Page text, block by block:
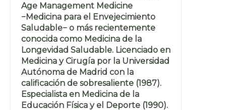
Age Management Medicine
−Medicina para el Envejecimiento
Saludable− o más recientemente
conocida como Medicina de la
Longevidad Saludable. Licenciado en
Medicina y Cirugía por la Universidad
Autónoma de Madrid con la
calificación de sobresaliente (1987).
Especialista en Medicina de la
Educación Física y el Deporte (1990).